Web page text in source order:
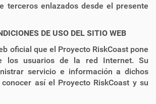
terceros enlazados desde el presente
DE USO DEL SITIO WEB
oficial que el Proyecto RiskCoast pone
los usuarios de la red Internet. Su
servicio e información a dichos
así el Proyecto RiskCoast y su